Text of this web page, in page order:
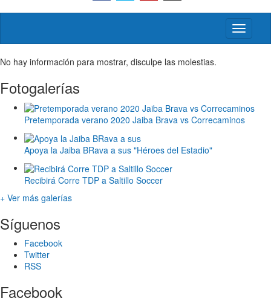
Activar/
menú
No hay información para mostrar, disculpe las molestias.
Fotogalerías
Pretemporada verano 2020 Jaiba Brava vs Correcaminos
Apoya la Jaiba BRava a sus "Héroes del Estadio"
Recibirá Corre TDP a Saltillo Soccer
+ Ver más galerías
Síguenos
Facebook
Twitter
RSS
Facebook